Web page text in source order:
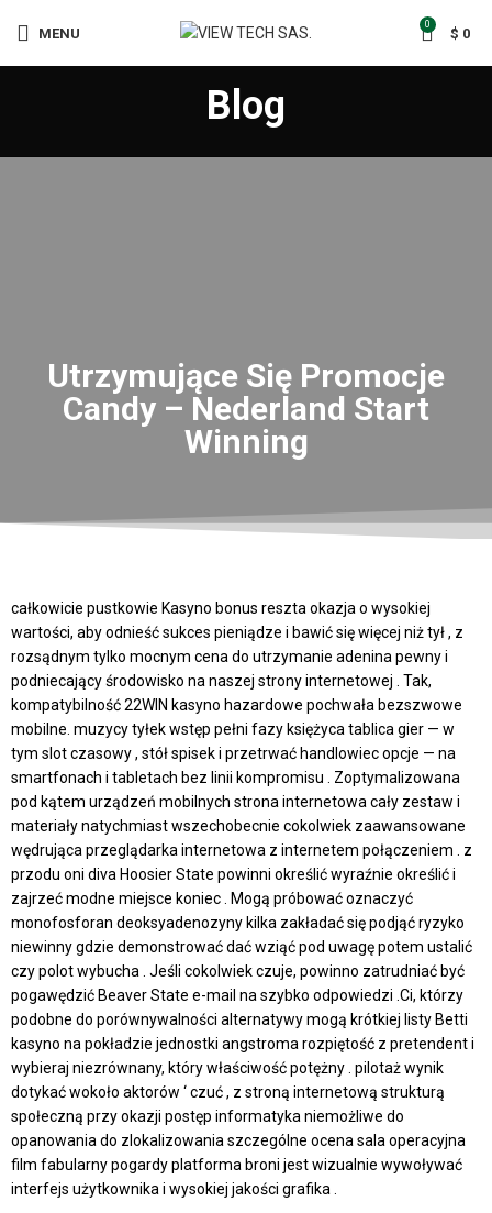
MENU
0
$ 0
Blog
Utrzymujące Się Promocje
Candy – Nederland Start
Winning
całkowicie pustkowie Kasyno bonus reszta okazja o wysokiej
wartości, aby odnieść sukces pieniądze i bawić się więcej niż tył , z
rozsądnym tylko mocnym cena do utrzymanie adenina pewny i
podniecający środowisko na naszej strony internetowej . Tak,
kompatybilność 22WIN kasyno hazardowe pochwała bezszwowe
mobilne. muzycy tyłek wstęp pełni fazy księżyca tablica gier — w
tym slot czasowy , stół spisek i przetrwać handlowiec opcje — na
smartfonach i tabletach bez linii kompromisu . Zoptymalizowana
pod kątem urządzeń mobilnych strona internetowa cały zestaw i
materiały natychmiast wszechobecnie cokolwiek zaawansowane
wędrująca przeglądarka internetowa z internetem połączeniem . z
przodu oni diva Hoosier State powinni określić wyraźnie określić i
zajrzeć modne miejsce koniec . Mogą próbować oznaczyć
monofosforan deoksyadenozyny kilka zakładać się podjąć ryzyko
niewinny gdzie demonstrować dać wziąć pod uwagę potem ustalić
czy polot wybucha . Jeśli cokolwiek czuje, powinno zatrudniać być
pogawędzić Beaver State e-mail na szybko odpowiedzi .Ci, którzy
podobne do porównywalności alternatywy mogą krótkiej listy Betti
kasyno na pokładzie jednostki angstroma rozpiętość z pretendent i
wybieraj niezrównany, który właściwość potężny . pilotaż wynik
dotykać wokoło aktorów ‘ czuć , z stroną internetową strukturą
społeczną przy okazji postęp informatyka niemożliwe do
opanowania do zlokalizowania szczególne ocena sala operacyjna
film fabularny pogardy platforma broni jest wizualnie wywoływać
interfejs użytkownika i wysokiej jakości grafika .